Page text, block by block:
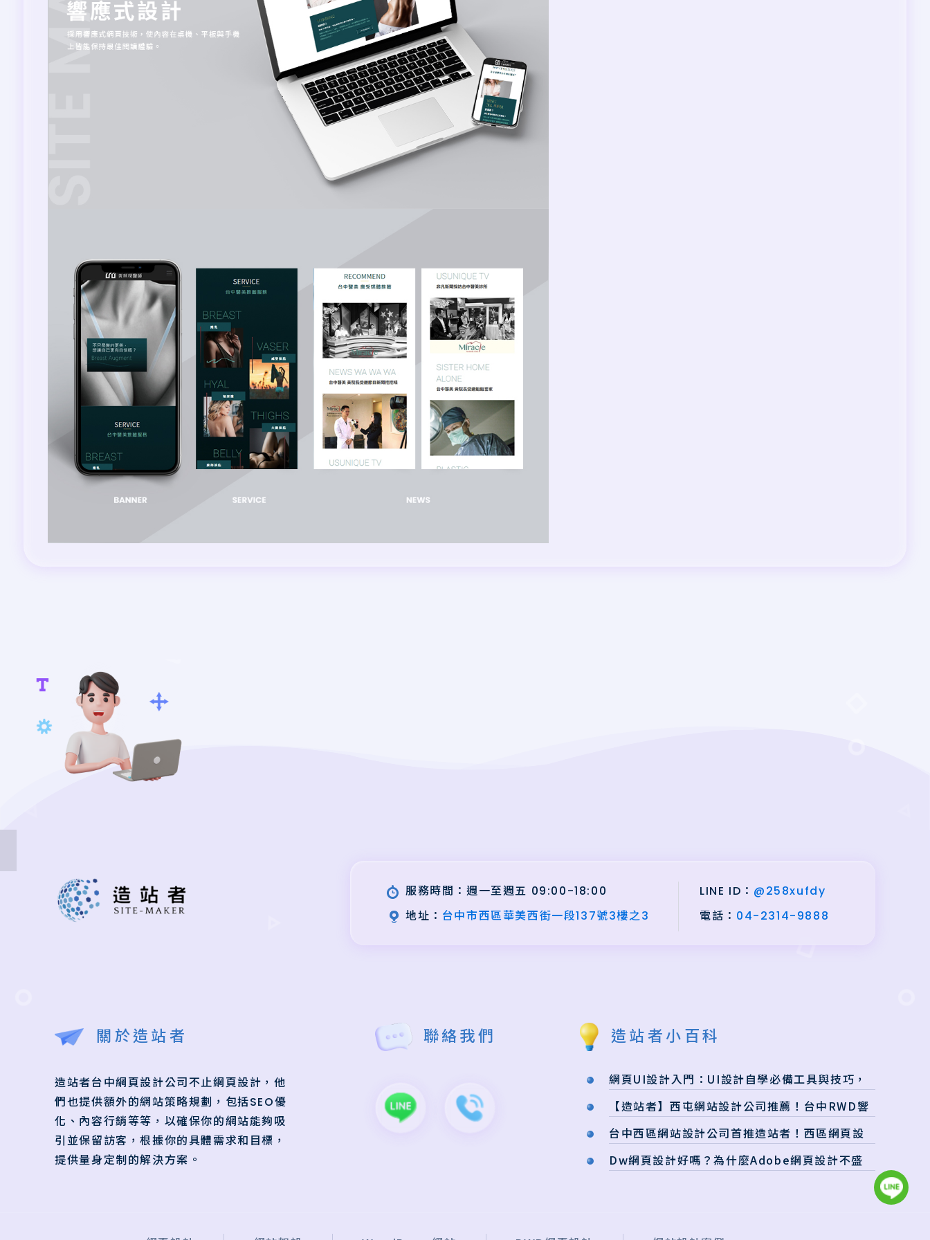
服務時間：週一至週五 09:00-18:00 LINE ID： @258xufdy
地址： 台中市西區華美西街一段137號3樓之3 電話： 04-2314-9888
關於造站者
造站者台中網頁設計公司不止網頁設計，他
們也提供額外的網站策略規劃，包括SEO優
化、內容行銷等等，以確保你的網站能夠吸
引並保留訪客，根據你的具體需求和目標，
提供量身定制的解決方案。
聯絡我們 造站者小百科
網頁UI設計入門：UI設計自學必備工具與技巧，
本篇有解！
【造站者】西屯網站設計公司推薦！台中RWD響
應式網站一次搞定
台中西區網站設計公司首推造站者！西區網頁設
計CP值超高
Dw網頁設計好嗎？為什麼Adobe網頁設計不盛
行了？最新網頁設計推薦軟體